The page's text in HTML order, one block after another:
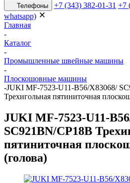
Телефоны +7 (343) 382-01-31 +7
whatsapp)
Главная
-
Каталог
-
Промышленные швейные машины
-
Плоскошовные машины
-JUKI MF-7523-U11-B56/X83068/
Трехигольная пятиниточная
JUKI MF-7523-U11-
SC921BN/CP18B
пятиниточная
(голова)